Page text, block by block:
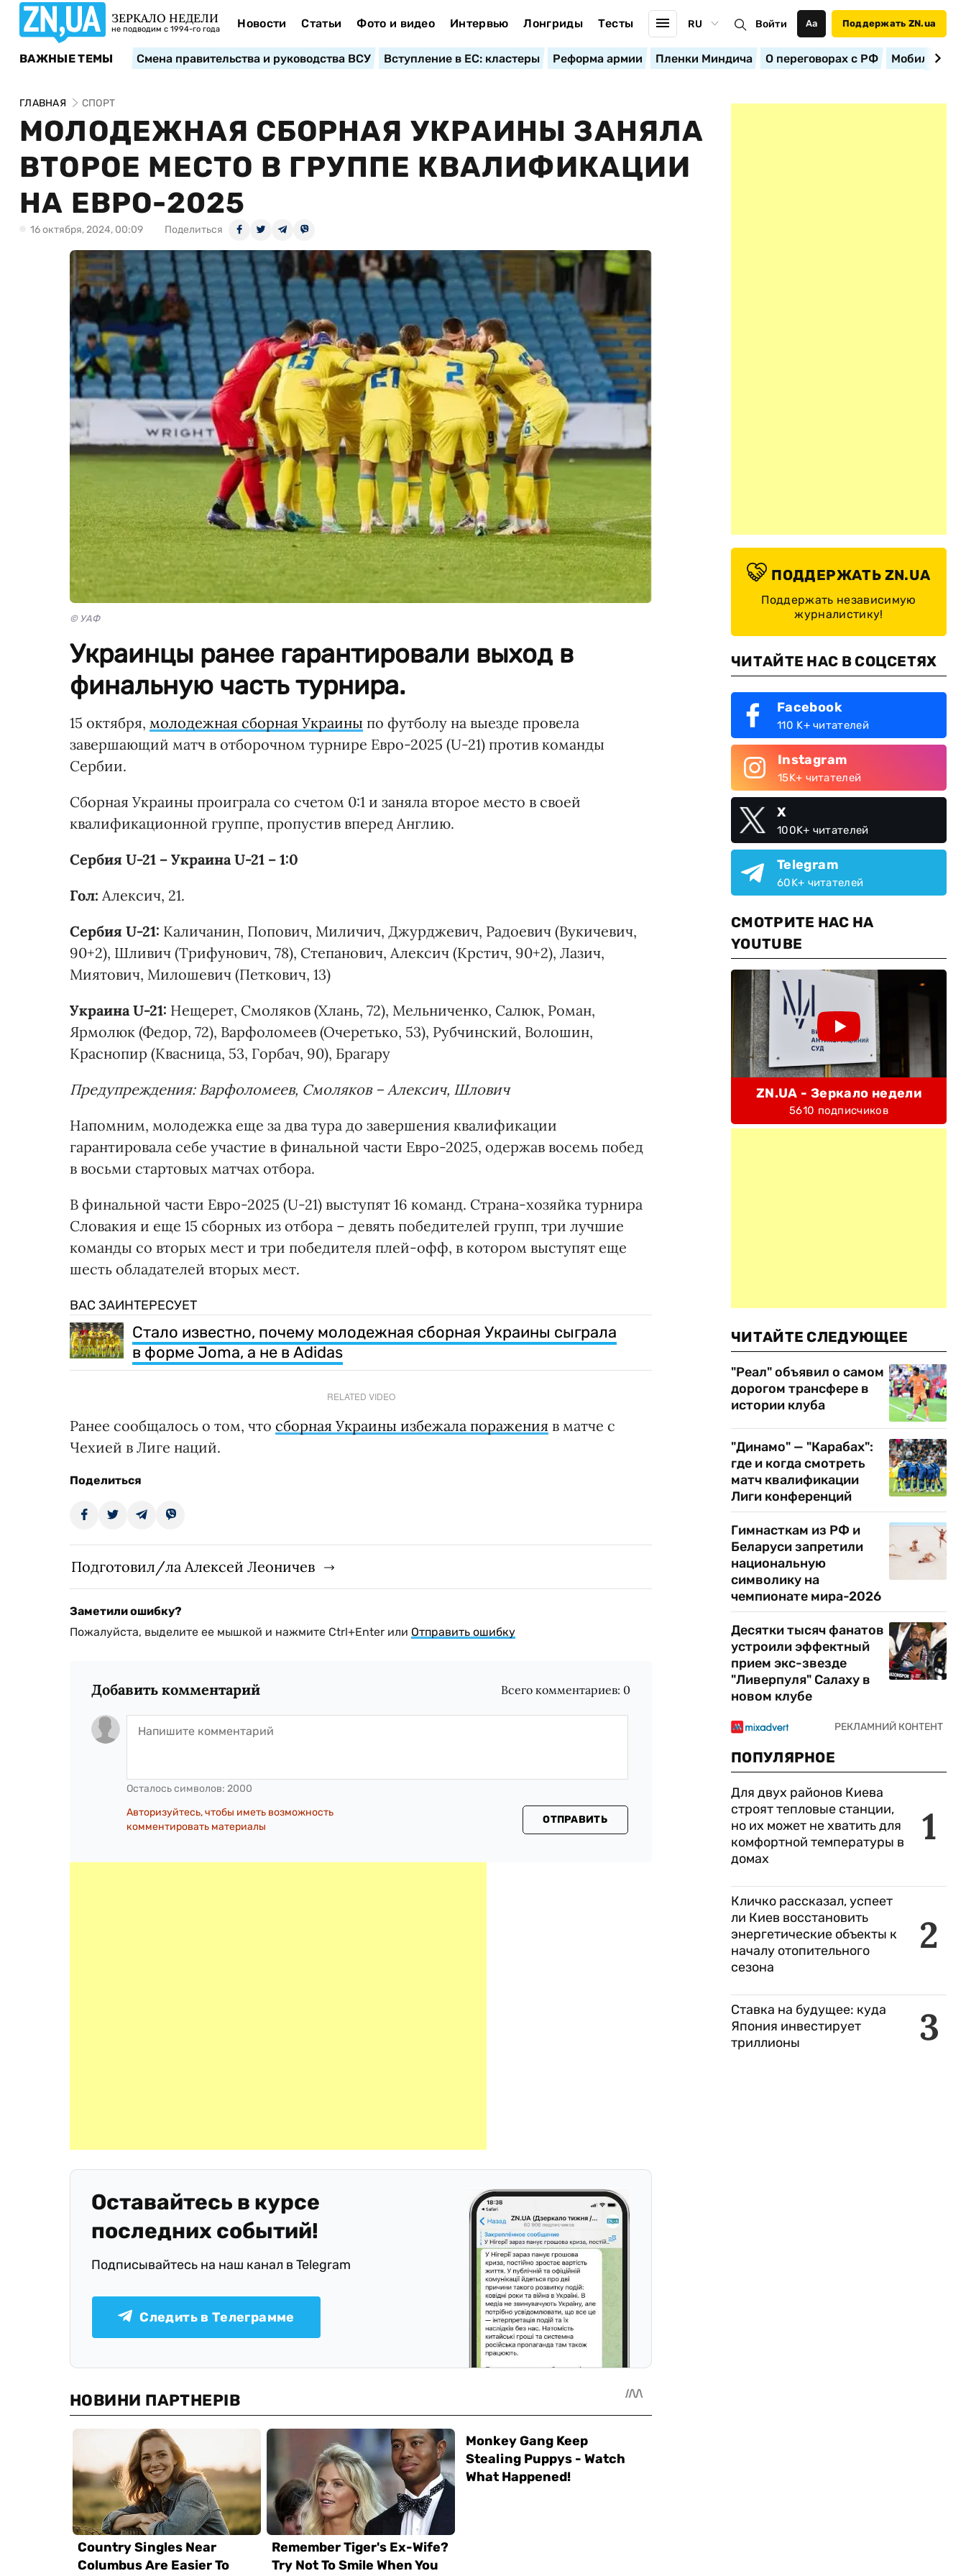
ЗЕРКАЛО НЕДЕЛИ
не подводим с 1994-го года Новости Статьи Фото и видео Интервью Лонгриды Тесты RU Войти Аа Поддержать ZN.ua
ВАЖНЫЕ ТЕМЫ Смена правительства и руководства ВСУ Вступление в ЕС: кластеры Реформа армии Пленки Миндича О переговорах с РФ
ГЛАВНАЯ СПОРТ
МОЛОДЕЖНАЯ СБОРНАЯ УКРАИНЫ ЗАНЯЛА
ВТОРОЕ МЕСТО В ГРУППЕ КВАЛИФИКАЦИИ
НА ЕВРО-2025
16 октября, 2024, 00:09 Поделиться
© УАФ
Украинцы ранее гарантировали выход в
финальную часть турнира.
15 октября, молодежная сборная Украины по футболу на выезде провела
завершающий матч в отборочном турнире Евро-2025 (U-21) против команды
Сербии.
Сборная Украины проиграла со счетом 0:1 и заняла второе место в своей
квалификационной группе, пропустив вперед Англию.
Сербия U-21 – Украина U-21 – 1:0
Гол: Алексич, 21.
Сербия U-21: Каличанин, Попович, Миличич, Джурджевич, Радоевич (Вукичевич,
90+2), Шливич (Трифунович, 78), Степанович, Алексич (Крстич, 90+2), Лазич,
Миятович, Милошевич (Петкович, 13)
Украина U-21: Нещерет, Смоляков (Хлань, 72), Мельниченко, Салюк, Роман,
Ярмолюк (Федор, 72), Варфоломеев (Очеретько, 53), Рубчинский, Волошин,
Краснопир (Квасница, 53, Горбач, 90), Брагару
Предупреждения: Варфоломеев, Смоляков – Алексич, Шлович
Напомним, молодежка еще за два тура до завершения квалификации
гарантировала себе участие в финальной части Евро-2025, одержав восемь побед
в восьми стартовых матчах отбора.
В финальной части Евро-2025 (U-21) выступят 16 команд. Страна-хозяйка турнира
Словакия и еще 15 сборных из отбора – девять победителей групп, три лучшие
команды со вторых мест и три победителя плей-офф, в котором выступят еще
шесть обладателей вторых мест.
ВАС ЗАИНТЕРЕСУЕТ
Стало известно, почему молодежная сборная Украины сыграла
в форме Joma, а не в Adidas
RELATED VIDEO
Ранее сообщалось о том, что сборная Украины избежала поражения в матче с
Чехией в Лиге наций.
Поделиться
Подготовил/ла Алексей Леоничев
Заметили ошибку?
Пожалуйста, выделите ее мышкой и нажмите Ctrl+Enter или Отправить ошибку
Добавить комментарий Всего комментариев: 0
Осталось символов: 2000
Авторизуйтесь, чтобы иметь возможность
комментировать материалы
ОТПРАВИТЬ
Оставайтесь в курсе
последних событий!
Подписывайтесь на наш канал в Telegram
Следить в Телеграмме
ПОДДЕРЖАТЬ ZN.UA
Поддержать независимую
журналистику!
ЧИТАЙТЕ НАС В СОЦСЕТЯХ
Facebook
110 K+ читателей
Instagram
15K+ читателей
X
100K+ читателей
Telegram
60K+ читателей
СМОТРИТЕ НАС НА
YOUTUBE
ZN.UA - Зеркало недели
5610 подписчиков
ЧИТАЙТЕ СЛЕДУЮЩЕЕ
"Реал" объявил о самом
дорогом трансфере в
истории клуба
"Динамо" — "Карабах":
где и когда смотреть
матч квалификации
Лиги конференций
Гимнасткам из РФ и
Беларуси запретили
национальную
символику на
чемпионате мира-2026
Десятки тысяч фанатов
устроили эффектный
прием экс-звезде
"Ливерпуля" Салаху в
новом клубе
ПОПУЛЯРНОЕ
1
Для двух районов Киева
строят тепловые станции,
но их может не хватить для
комфортной температуры в
домах
2
Кличко рассказал, успеет
ли Киев восстановить
энергетические объекты к
началу отопительного
сезона
3
Ставка на будущее: куда
Япония инвестирует
триллионы